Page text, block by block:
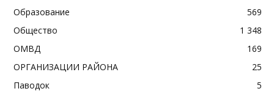
Образование
569
Общество
1 348
ОМВД
169
ОРГАНИЗАЦИИ РАЙОНА
25
Паводок
5